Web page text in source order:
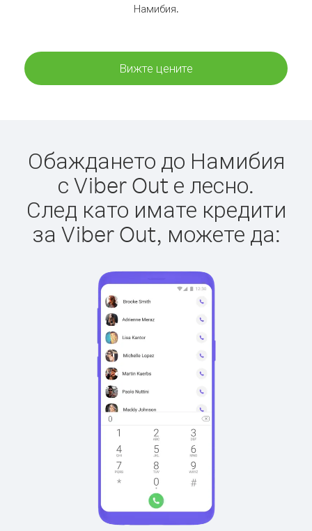
Намибия.
Вижте цените
Обаждането до Намибия
с Viber Out е лесно.
След като имате кредити
за Viber Out, можете да: